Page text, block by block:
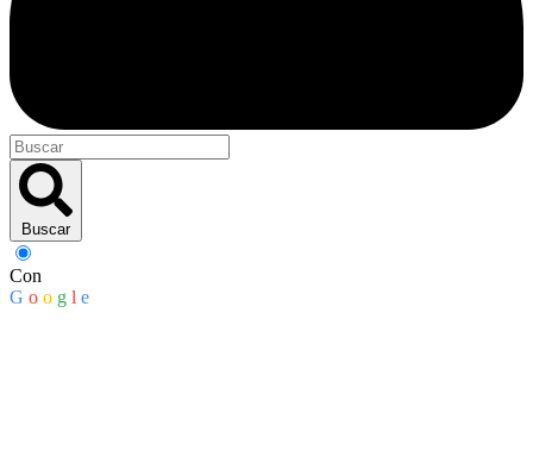
Buscar
Con
G o o g l e